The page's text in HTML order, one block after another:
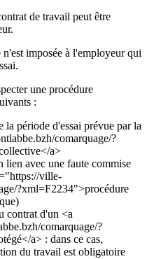
de travail peut être
imposée à l'employeur qui
une procédure
:
la période d'essai prévue par la
comarquage/?
a>
lien avec une faute commise
ville-
?xml=F2234">procédure
contrat d'un <a
comarquage/?
a> : dans ce cas,
du travail est obligatoire